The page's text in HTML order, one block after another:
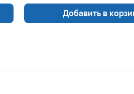
Добавить в